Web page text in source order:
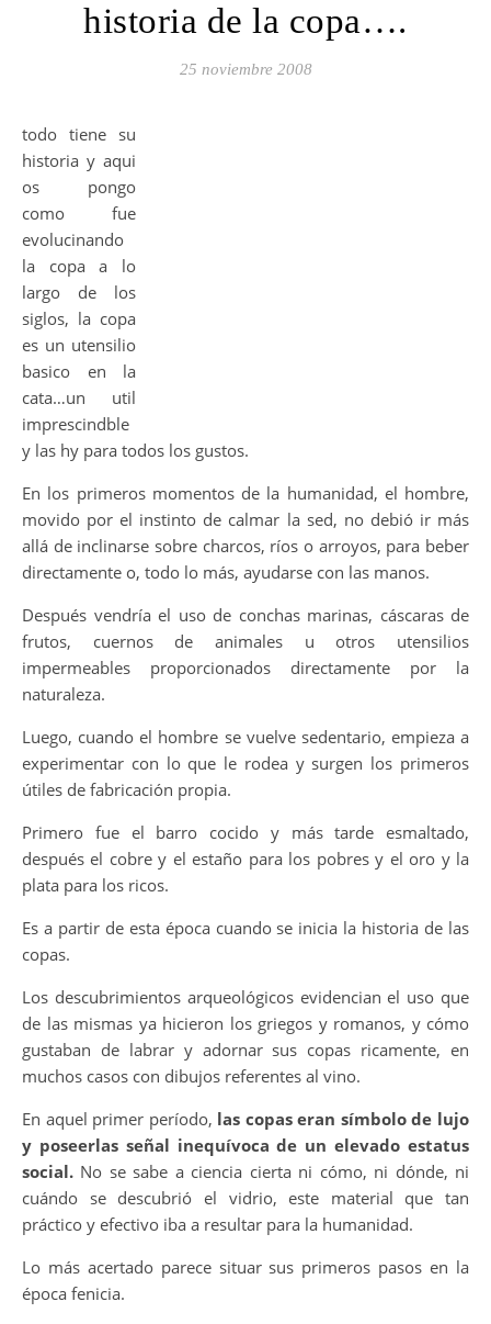
historia de la copa….
25 noviembre 2008
todo tiene su
historia y aqui
os pongo
como fue
evolucinando
la copa a lo
largo de los
siglos, la copa
es un utensilio
basico en la
cata…un util
imprescindble
y las hy para todos los gustos.
En los primeros momentos de la humanidad, el hombre,
movido por el instinto de calmar la sed, no debió ir más
allá de inclinarse sobre charcos, ríos o arroyos, para beber
directamente o, todo lo más, ayudarse con las manos.
Después vendría el uso de conchas marinas, cáscaras de
frutos, cuernos de animales u otros utensilios
impermeables proporcionados directamente por la
naturaleza.
Luego, cuando el hombre se vuelve sedentario, empieza a
experimentar con lo que le rodea y surgen los primeros
útiles de fabricación propia.
Primero fue el barro cocido y más tarde esmaltado,
después el cobre y el estaño para los pobres y el oro y la
plata para los ricos.
Es a partir de esta época cuando se inicia la historia de las
copas.
Los descubrimientos arqueológicos evidencian el uso que
de las mismas ya hicieron los griegos y romanos, y cómo
gustaban de labrar y adornar sus copas ricamente, en
muchos casos con dibujos referentes al vino.
En aquel primer período, las copas eran símbolo de lujo
y poseerlas señal inequívoca de un elevado estatus
social. No se sabe a ciencia cierta ni cómo, ni dónde, ni
cuándo se descubrió el vidrio, este material que tan
práctico y efectivo iba a resultar para la humanidad.
Lo más acertado parece situar sus primeros pasos en la
época fenicia.